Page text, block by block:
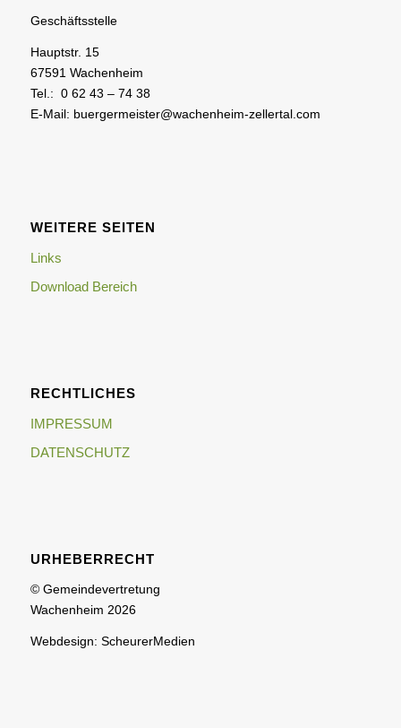
Geschäftsstelle
Hauptstr. 15
67591 Wachenheim
Tel.: 0 62 43 – 74 38
E-Mail: buergermeister@wachenheim-zellertal.com
WEITERE SEITEN
Links
Download Bereich
RECHTLICHES
IMPRESSUM
DATENSCHUTZ
URHEBERRECHT
© Gemeindevertretung
Wachenheim 2026
Webdesign: ScheurerMedien